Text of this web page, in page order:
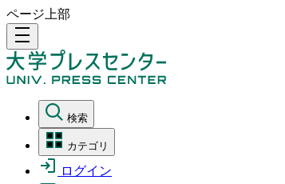
ページ上部
density_medium
検索
カテゴリ
ログイン